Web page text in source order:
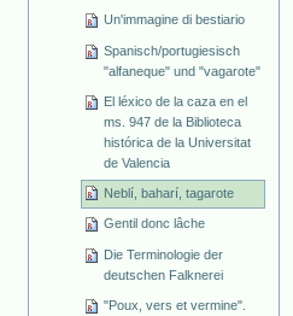
Un'immagine di bestiario
Spanisch/portugiesisch
"alfaneque" und "vagarote"
El léxico de la caza en el
ms. 947 de la Biblioteca
histórica de la Universitat
de Valencia
Neblí, baharí, tagarote
Gentil donc lâche
Die Terminologie der
deutschen Falknerei
"Poux, vers et vermine".